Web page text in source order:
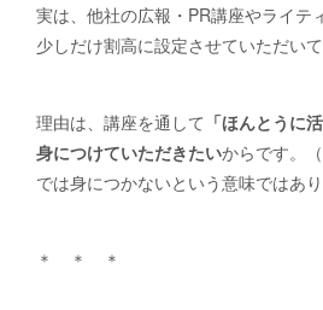
実は、他社の広報・PR講座やライテ
少しだけ割高に設定させていただいて
理由は、講座を通して 「ほんとうに
身につけていただきたいからです。
では身につかないという意味ではあり
＊ ＊ ＊